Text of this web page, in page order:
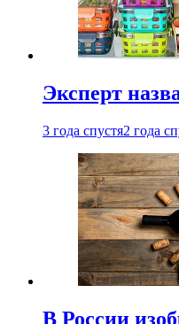
Эксперт
3 года спустя2 года
В России